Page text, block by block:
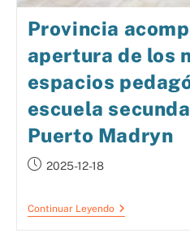
Provincia
apertura de los
espacios
escuela
Puerto Madryn
2025-12-18
Continuar Leyendo